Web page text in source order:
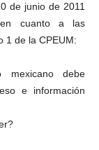
de junio de 2011
en cuanto a las
1 de la CPEUM:
debe
e información